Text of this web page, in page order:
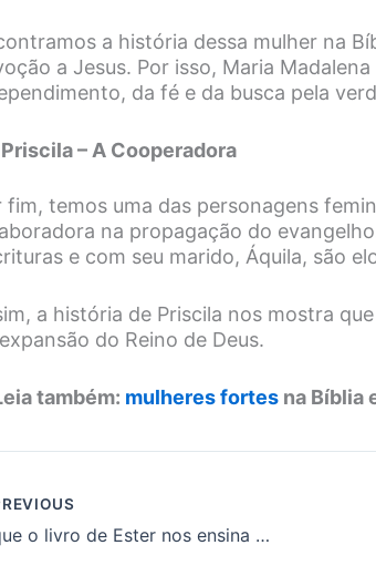
a história dessa mulher na
a Jesus. Por isso, Maria
da fé e da busca pela
Priscila – A Cooperadora
fim, temos uma das personagens
na propagação do
e com seu marido, Áquila, são
a história de Priscila nos mostra
do Reino de Deus.
também: mulheres fortes na Bíblia
O que o livro de Ester nos ensina sobre coragem para enfrentar desafios?